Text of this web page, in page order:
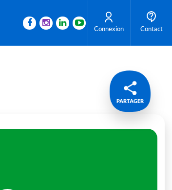
Connexion Contact
PARTAGER